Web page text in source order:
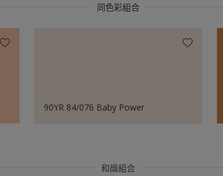
同色彩組合
90YR 84/076 Baby Power
和諧組合